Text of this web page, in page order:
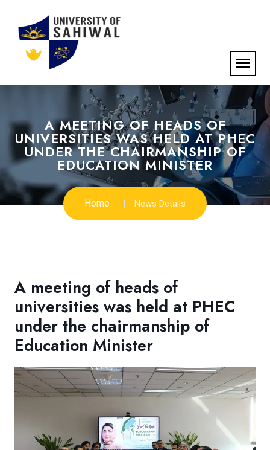
A MEETING OF HEADS OF
UNIVERSITIES WAS HELD AT PHEC
UNDER THE CHAIRMANSHIP OF
EDUCATION MINISTER
Home News Details
A meeting of heads of
universities was held at PHEC
under the chairmanship of
Education Minister